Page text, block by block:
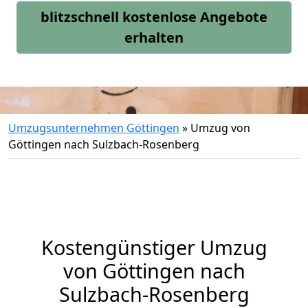
blitzschnell kostenlose Angebote
erhalten
Umzugsunternehmen Göttingen » Umzug von
Göttingen nach Sulzbach-Rosenberg
Kostengünstiger Umzug
von Göttingen nach
Sulzbach-Rosenberg